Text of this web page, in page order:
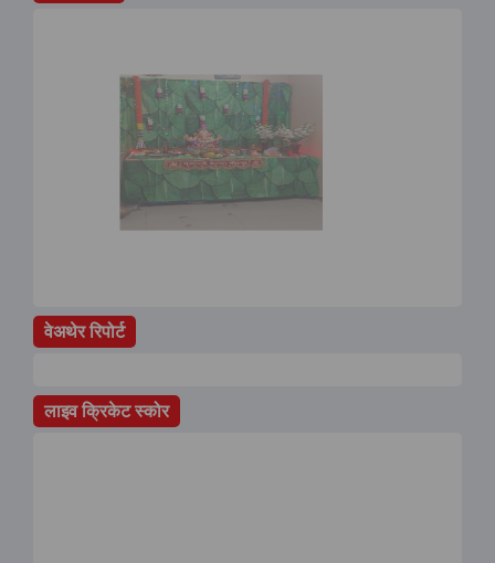
वेअथेर रिपोर्ट
लाइव क्रिकेट स्कोर